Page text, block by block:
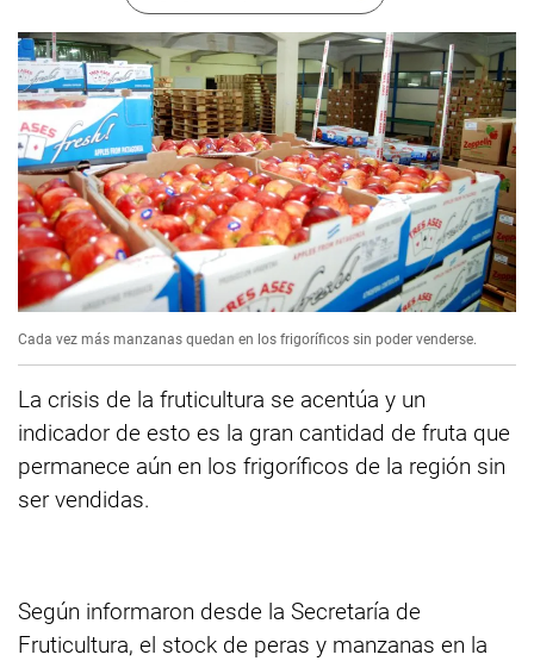
Cada vez más manzanas quedan en los frigoríficos sin poder venderse.
La crisis de la fruticultura se acentúa y un
indicador de esto es la gran cantidad de fruta que
permanece aún en los frigoríficos de la región sin
ser vendidas.
Según informaron desde la Secretaría de
Fruticultura, el stock de peras y manzanas en la